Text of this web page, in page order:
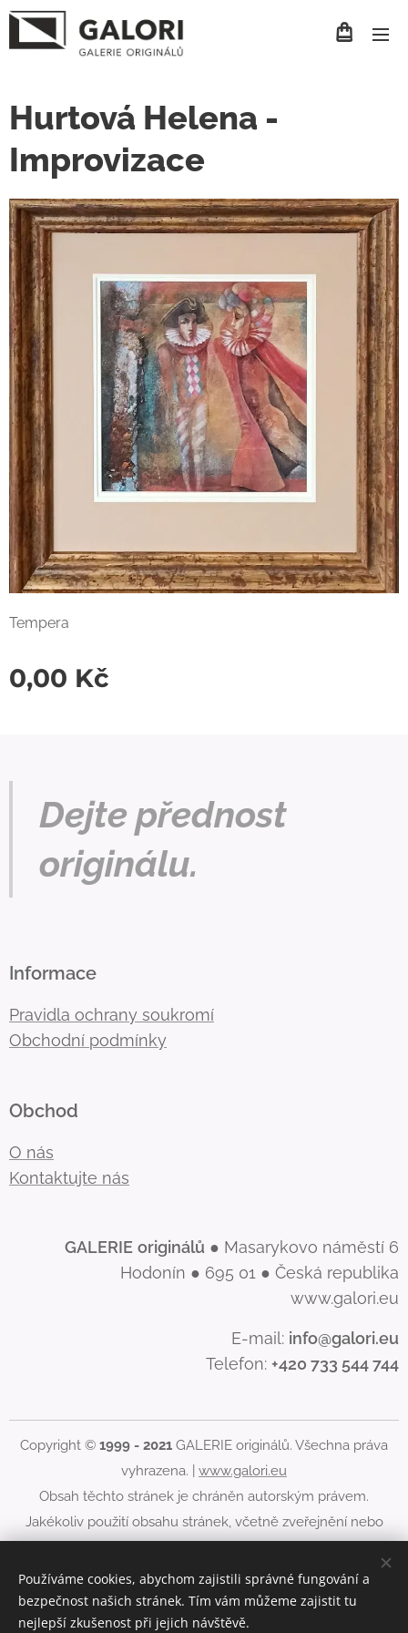
Hurtová Helena -
Improvizace
Tempera
0,00 Kč
Dejte přednost
originálu.
Informace
Pravidla ochrany soukromí
Obchodní podmínky
Obchod
O nás
Kontaktujte nás
GALERIE originálů ● Masarykovo náměstí 6
Hodonín ● 695 01 ● Česká republika
www.galori.eu
E-mail: info@galori.eu
Telefon: +420 733 544 744
Copyright © 1999 - 2021 GALERIE originálů. Všechna práva
vyhrazena. | www.galori.eu
Obsah těchto stránek je chráněn autorským právem.
Jakékoliv použití obsahu stránek, včetně zveřejnění nebo
GALERIE originálů zakázáno.
Cookies
Používáme cookies, abychom zajistili správné fungování a
bezpečnost našich stránek. Tím vám můžeme zajistit tu
nejlepší zkušenost při jejich návštěvě.